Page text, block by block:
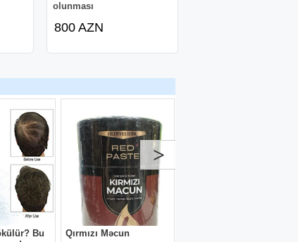
olunması
800 AZN